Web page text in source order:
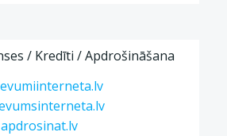
/ Kredīti / Apdrošināšana
apdrosinat.lv